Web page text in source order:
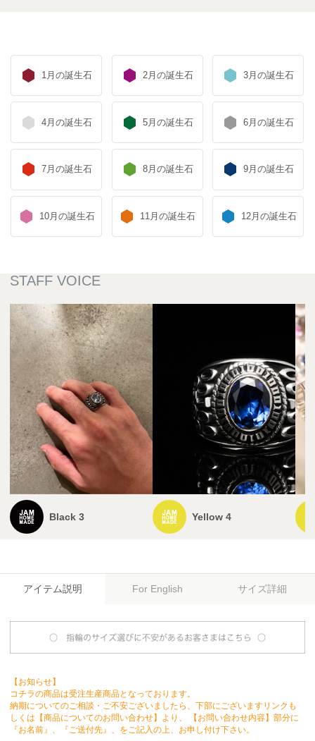
1月の誕生石 2月の誕生石 3月の誕生石
4月の誕生石 5月の誕生石 6月の誕生石
7月の誕生石 8月の誕生石 9月の誕生石
10月の誕生石 11月の誕生石 12月の誕生石
Black 3 Yellow 4
アイテム説明 For English サイズ詳細
【お知らせ】
コチラの商品は受注生産商品となっております。
納期についてのご相談・ご不安ございましたら、下部にございますリンクも
しくは【商品についてのお問い合わせ】より、 【お問い合わせ内容】部分に
『お名前』、『ご送付先』、をご記入の上、お申し付け下さい。